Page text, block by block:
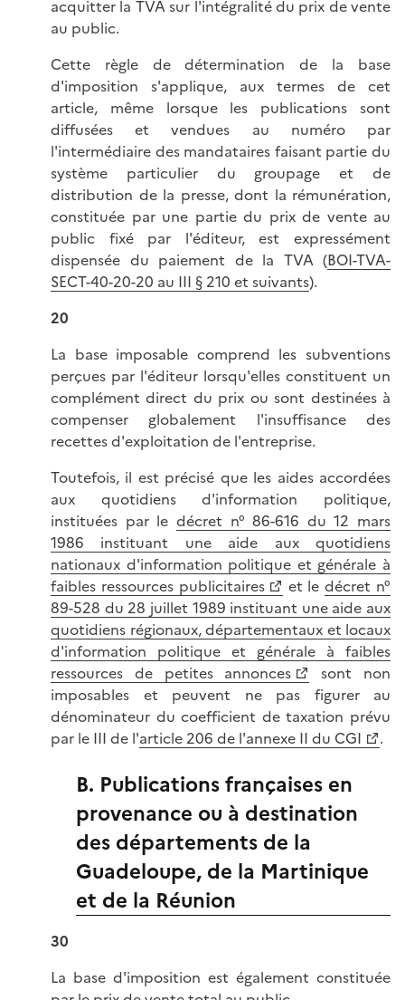
acquitter la TVA sur l'intégralité du prix de vente
au public.
Cette règle de détermination de la base
d'imposition s'applique, aux termes de cet
article, même lorsque les publications sont
diffusées et vendues au numéro par
l'intermédiaire des mandataires faisant partie du
système particulier du groupage et de
distribution de la presse, dont la rémunération,
constituée par une partie du prix de vente au
public fixé par l'éditeur, est expressément
dispensée du paiement de la TVA (BOI-TVA-
SECT-40-20-20 au III § 210 et suivants).
20
La base imposable comprend les subventions
perçues par l'éditeur lorsqu'elles constituent un
complément direct du prix ou sont destinées à
compenser globalement l'insuffisance des
recettes d'exploitation de l'entreprise.
Toutefois, il est précisé que les aides accordées
aux quotidiens d'information politique,
instituées par le décret n° 86-616 du 12 mars
1986 instituant une aide aux quotidiens
nationaux d'information politique et générale à
faibles ressources publicitaires
et ledécret n°
89-528 du 28 juillet 1989 instituant une aide aux
quotidiens régionaux, départementaux et locaux
d'information politique et générale à faibles
ressources de petites annonces
sont non
imposables et peuvent ne pas figurer au
dénominateur du coefficient de taxation prévu
par le III de l'article 206 de l'annexe II du CGI .
B. Publications françaises en
provenance ou à destination
des départements de la
Guadeloupe, de la Martinique
et de la Réunion
30
La base d'imposition est également constituée